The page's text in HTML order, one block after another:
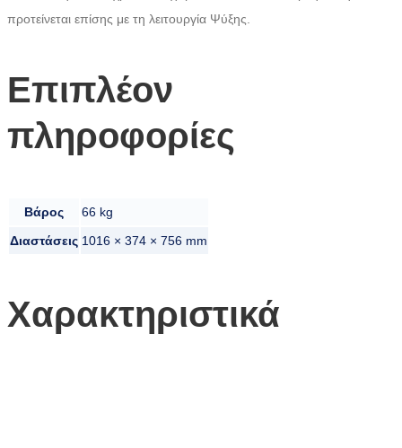
προτείνεται επίσης με τη λειτουργία Ψύξης.
Επιπλέον
πληροφορίες
Βάρος
66 kg
Διαστάσεις 1016 × 374 × 756 mm
Χαρακτηριστικά